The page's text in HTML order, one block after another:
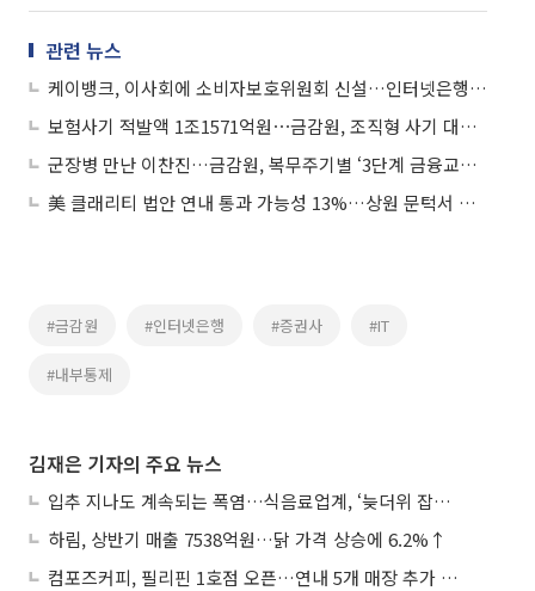
관련 뉴스
케이뱅크, 이사회에 소비자보호위원회 신설…인터넷은행 최초
보험사기 적발액 1조1571억원⋯금감원, 조직형 사기 대응 강화
군장병 만난 이찬진…금감원, 복무주기별 ‘3단계 금융교육’ 도입
美 클래리티 법안 연내 통과 가능성 13%…상원 문턱서 제동
#금감원 #인터넷은행 #증권사 #IT
#내부통제
김재은 기자의 주요 뉴스
입추 지나도 계속되는 폭염…식음료업계, ‘늦더위 잡기’ 전력 투구
하림, 상반기 매출 7538억원…닭 가격 상승에 6.2%↑
컴포즈커피, 필리핀 1호점 오픈…연내 5개 매장 추가 출점